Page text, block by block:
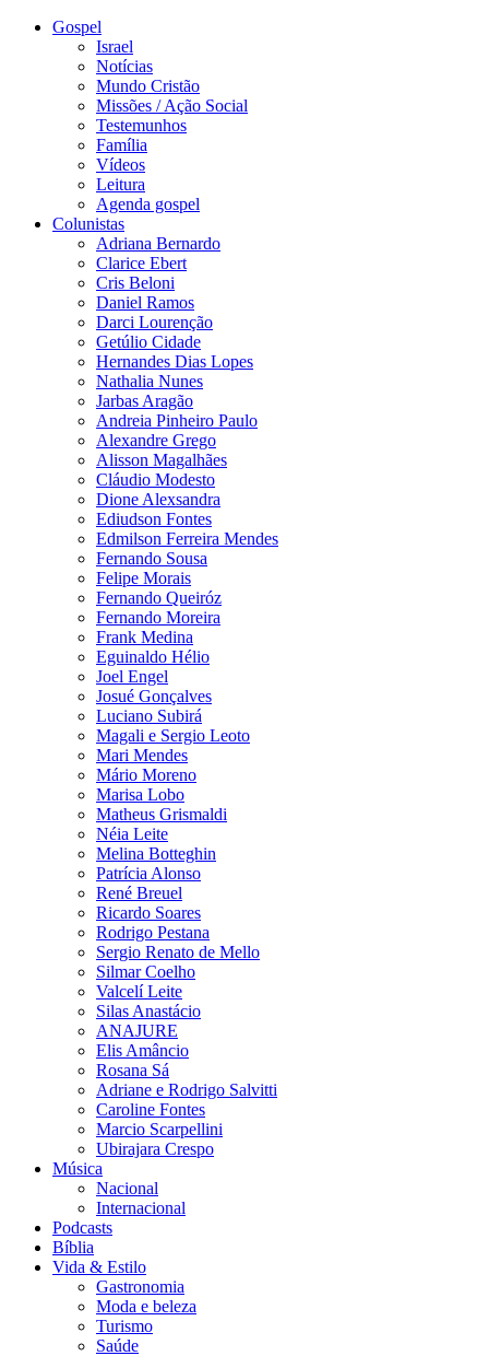
Gospel
Israel
Notícias
Mundo Cristão
Missões / Ação Social
Testemunhos
Família
Vídeos
Leitura
Agenda gospel
Colunistas
Adriana Bernardo
Clarice Ebert
Cris Beloni
Daniel Ramos
Darci Lourenção
Getúlio Cidade
Hernandes Dias Lopes
Nathalia Nunes
Jarbas Aragão
Andreia Pinheiro Paulo
Alexandre Grego
Alisson Magalhães
Cláudio Modesto
Dione Alexsandra
Ediudson Fontes
Edmilson Ferreira Mendes
Fernando Sousa
Felipe Morais
Fernando Queiróz
Fernando Moreira
Frank Medina
Eguinaldo Hélio
Joel Engel
Josué Gonçalves
Luciano Subirá
Magali e Sergio Leoto
Mari Mendes
Mário Moreno
Marisa Lobo
Matheus Grismaldi
Néia Leite
Melina Botteghin
Patrícia Alonso
René Breuel
Ricardo Soares
Rodrigo Pestana
Sergio Renato de Mello
Silmar Coelho
Valcelí Leite
Silas Anastácio
ANAJURE
Elis Amâncio
Rosana Sá
Adriane e Rodrigo Salvitti
Caroline Fontes
Marcio Scarpellini
Ubirajara Crespo
Música
Nacional
Internacional
Podcasts
Bíblia
Vida & Estilo
Gastronomia
Moda e beleza
Turismo
Saúde